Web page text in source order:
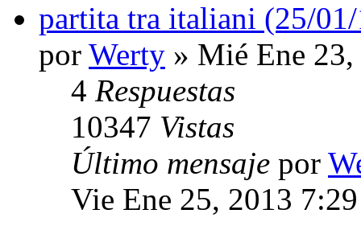
partita tra italiani (25/
por Werty » Mié Ene
4 Respuestas
10347 Vistas
Último mensaje por
Vie Ene 25, 2013